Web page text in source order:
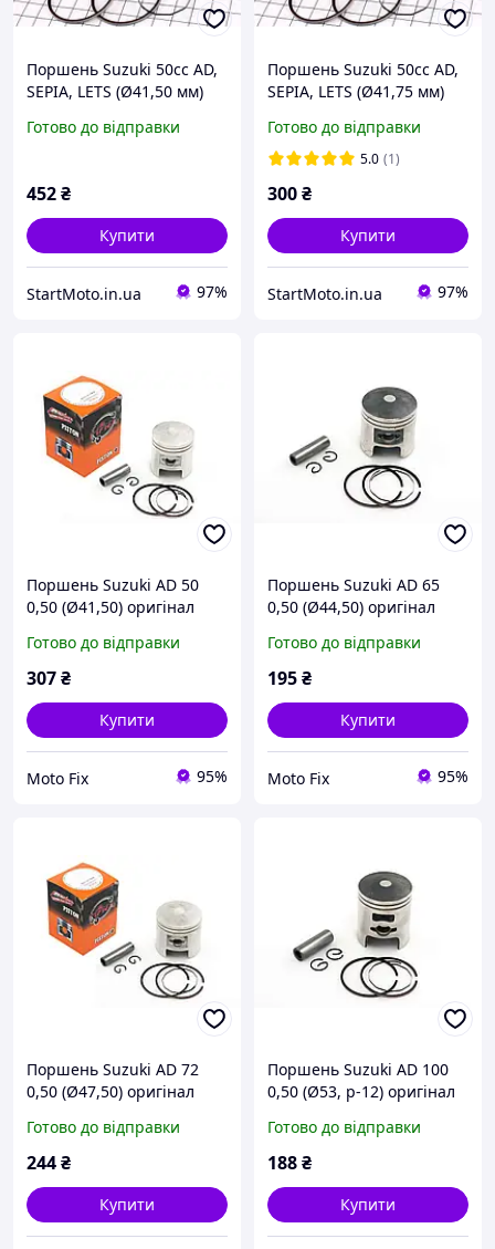
Поршень Suzuki 50cc AD,
SEPIA, LETS (Ø41,50 мм)
Готово до відправки
452₴
Купити
StartMoto.in.ua 97%
Поршень Suzuki 50cc AD,
SEPIA, LETS (Ø41,75 мм)
Готово до відправки
5.0 (1)
300₴
Купити
StartMoto.in.ua 97%
Поршень Suzuki AD 50
0,50 (Ø41,50) оригінал
Готово до відправки
307₴
Купити
Moto Fix 95%
Поршень Suzuki AD 65
0,50 (Ø44,50) оригінал
Готово до відправки
195₴
Купити
Moto Fix 95%
Поршень Suzuki AD 72
0,50 (Ø47,50) оригінал
Готово до відправки
244₴
Купити
Поршень Suzuki AD 100
0,50 (Ø53, p-12) оригінал
Готово до відправки
188₴
Купити